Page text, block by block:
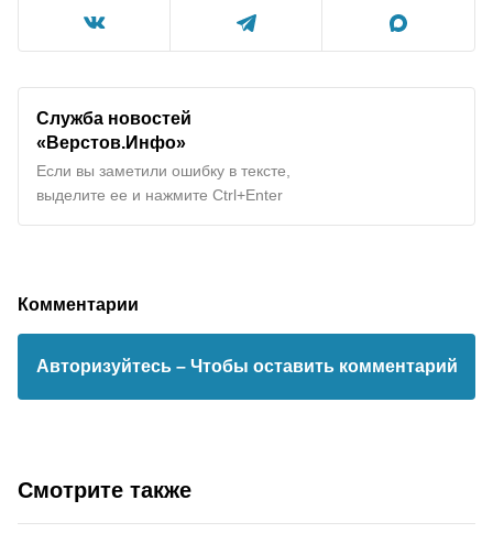
Служба новостей
«Верстов.Инфо»
Если вы заметили ошибку в тексте,
выделите ее и нажмите Ctrl+Enter
Комментарии
Авторизуйтесь – Чтобы оставить комментарий
Смотрите также